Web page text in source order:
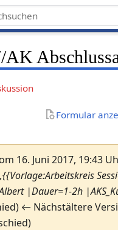
Formular
16. Juni 2017, 19:43
|Dauer=1-2h
← Nächstältere